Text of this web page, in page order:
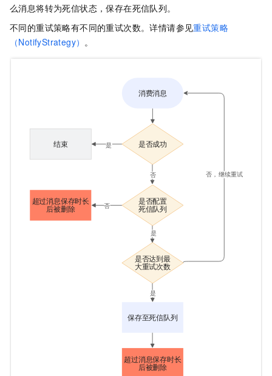
么消息将转为死信状态，保存在死信队列。
不同的重试策略有不同的重试次数。详情请参见重试策略
（NotifyStrategy） 。